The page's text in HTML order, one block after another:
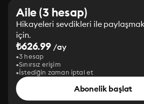
Aile (3 hesap)
Hikayeleri sevdikleri ile
için.
₺626.99 /ay
3 hesap
Sınırsız erişim
İstediğin zaman iptal et
Abonelik başlat